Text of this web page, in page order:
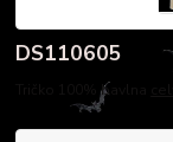
DS110605
Tričko 100% bavlna